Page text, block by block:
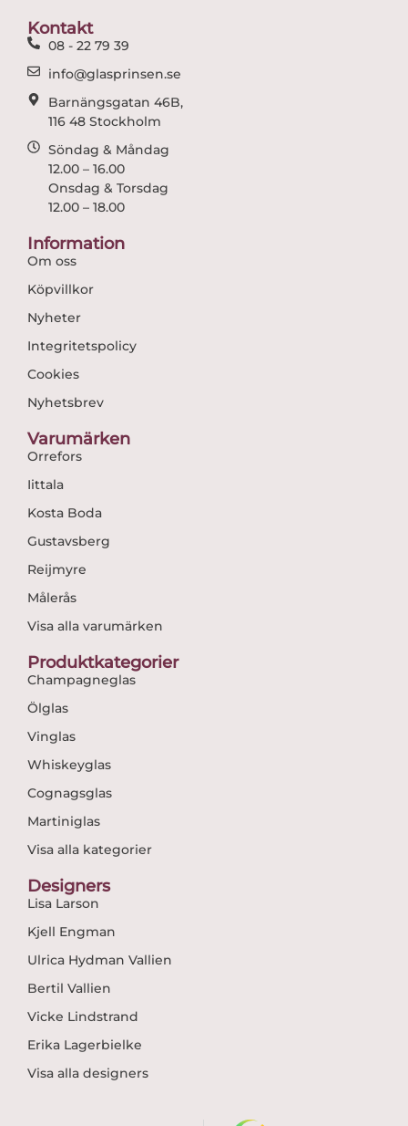
Kontakt
08 - 22 79 39
info@glasprinsen.se
Barnängsgatan 46B,
116 48 Stockholm
Söndag & Måndag
12.00 – 16.00
Onsdag & Torsdag
12.00 – 18.00
Information
Om oss
Köpvillkor
Nyheter
Integritetspolicy
Cookies
Nyhetsbrev
Varumärken
Orrefors
Iittala
Kosta Boda
Gustavsberg
Reijmyre
Målerås
Visa alla varumärken
Produktkategorier
Champagneglas
Ölglas
Vinglas
Whiskeyglas
Cognagsglas
Martiniglas
Visa alla kategorier
Designers
Lisa Larson
Kjell Engman
Ulrica Hydman Vallien
Bertil Vallien
Vicke Lindstrand
Erika Lagerbielke
Visa alla designers